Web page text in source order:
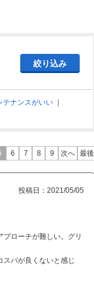
テナンスがいい
6 7 8 9 次へ 最後
投稿日：2021/05/05
ローチが難しい。グリ
パが良くないと感じ